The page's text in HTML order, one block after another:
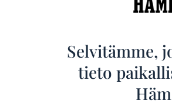
Hämeen
Sanomat
Selvitämme,
tieto